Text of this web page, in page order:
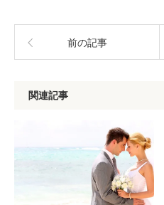
前の記事
関連記事